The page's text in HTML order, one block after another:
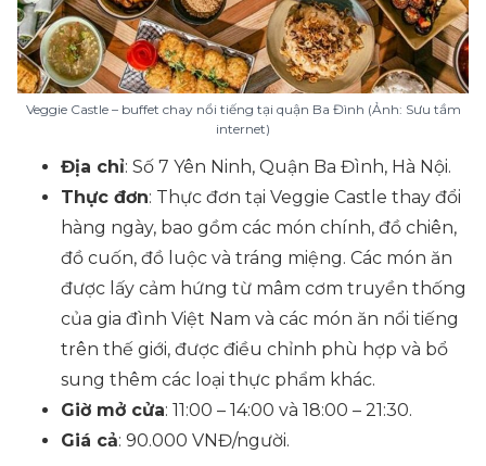
Veggie Castle – buffet chay nổi tiếng tại quận Ba Đình (Ảnh: Sưu tầm
internet)
Địa chỉ: Số 7 Yên Ninh, Quận Ba Đình, Hà Nội.
Thực đơn: Thực đơn tại Veggie Castle thay đổi
hàng ngày, bao gồm các món chính, đồ chiên,
đồ cuốn, đồ luộc và tráng miệng. Các món ăn
được lấy cảm hứng từ mâm cơm truyền thống
của gia đình Việt Nam và các món ăn nổi tiếng
trên thế giới, được điều chỉnh phù hợp và bổ
sung thêm các loại thực phẩm khác.
Giờ mở cửa: 11:00 – 14:00 và 18:00 – 21:30.
Giá cả: 90.000 VNĐ/người.